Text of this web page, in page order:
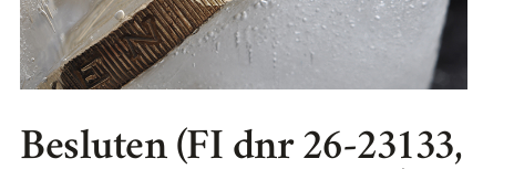
Besluten (FI dnr 26-23133,